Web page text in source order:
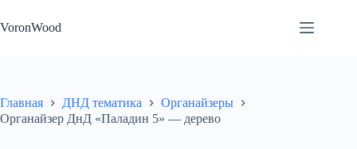
к
сути
VoronWood
Главная ДНД тематика
Органайзеры
Органайзер ДнД «Паладин 5» — дерево